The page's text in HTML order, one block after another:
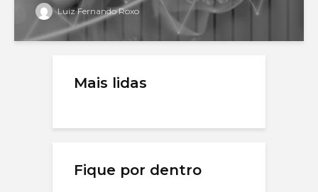
Luiz Fernando Roxo
Mais lidas
Fique por dentro